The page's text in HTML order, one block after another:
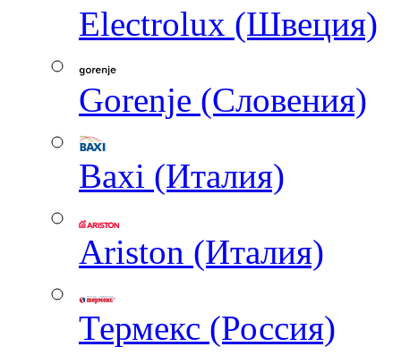
Electrolux (Швеция)
Gorenje (Словения)
Baxi (Италия)
Ariston (Италия)
Термекс (Россия)